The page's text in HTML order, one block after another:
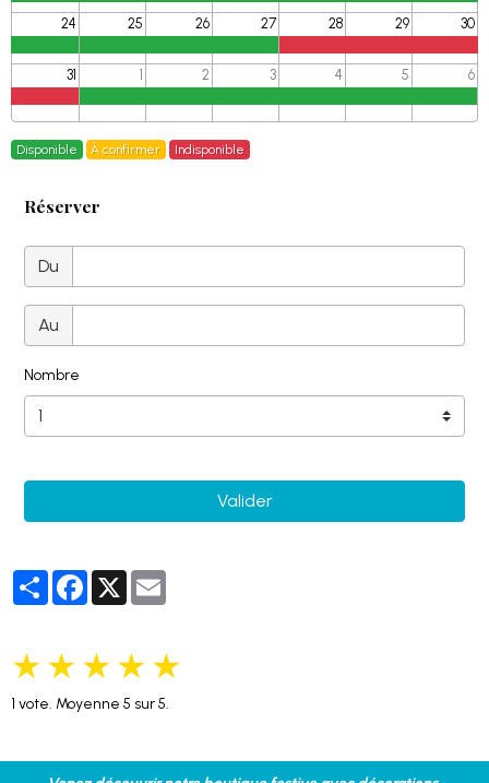
24 25 26 27 28 29 30
31 1 2 3 4 5 6
Disponible À confirmer Indisponible
Réserver
Du
Au
Nombre
Valider
PartagerFacebook
X
★★★★★
1 vote. Moyenne 5 sur 5.